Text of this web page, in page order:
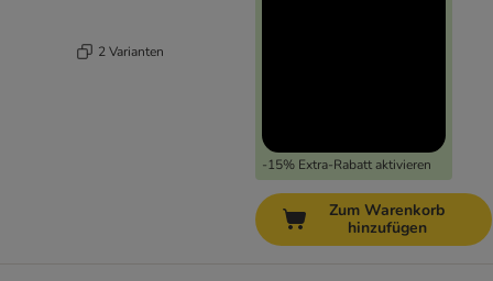
2 Varianten
-15% Extra-Rabatt aktivieren
Zum Warenkorb
hinzufügen